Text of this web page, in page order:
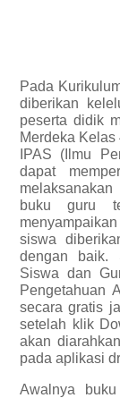
Pada
diberikan
peserta didik
Merdeka
IPAS (Ilmu
dapat
buku guru
siswa
dengan baik.
Siswa dan
Pengetahuan
secara gratis
setelah klik
akan
pada aplikasi
Awalnya